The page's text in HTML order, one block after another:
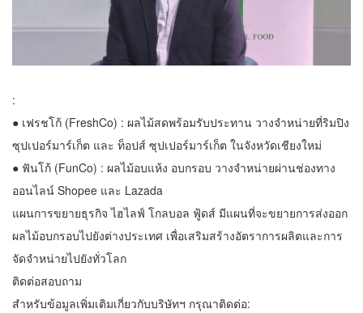
:
● เฟรชโก้ (FreshCo) : ผลไม้สดพร้อมรับประทาน วางจำหน่ายที่ริมปิง
ซุปเปอร์มาร์เก็ต และ ท็อปส์ ซุปเปอร์มาร์เก็ต ในจังหวัดเชียงใหม่
● ฟันโก้ (FunCo) : ผลไม้อบแห้ง อบกรอบ วางจำหน่ายผ่านช่องทาง
ออนไลน์ Shopee และ Lazada
แผนการขยายธุรกิจ ไฮไลฟ์ โกลบอล ฟู้ดส์ มีแผนที่จะขยายการส่งออก
ผลไม้อบกรอบไปยังต่างประเทศ เพื่อเสริมสร้างอัตราการผลิตและการ
จัดจำหน่ายไปยังทั่วโลก
ติดต่อสอบถาม
สำหรับข้อมูลเพิ่มเติมเกี่ยวกับบริษัทฯ กรุณาติดต่อ: